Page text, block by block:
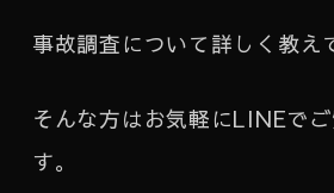
事故調査について詳しく教え
そんな方はお気軽にLINEで
す。